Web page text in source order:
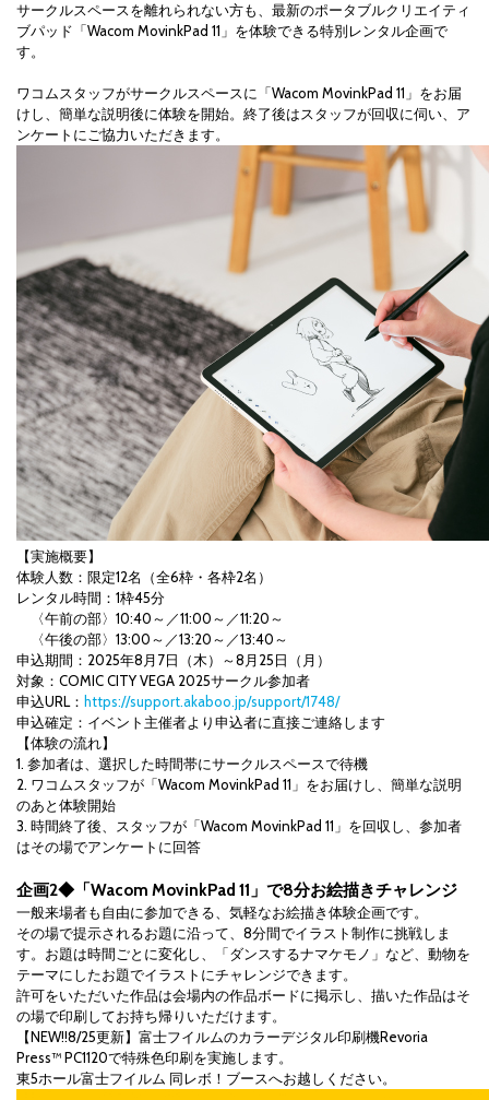
サークルスペースを離れられない方も、最新のポータブルクリエイティ
ブパッド「Wacom MovinkPad 11」を体験できる特別レンタル企画で
す。
ワコムスタッフがサークルスペースに「Wacom MovinkPad 11」をお届
けし、簡単な説明後に体験を開始。終了後はスタッフが回収に伺い、ア
ンケートにご協力いただきます。
【実施概要】
体験人数：限定12名（全6枠・各枠2名）
レンタル時間：1枠45分
〈午前の部〉10:40～／11:00～／11:20～
〈午後の部〉13:00～／13:20～／13:40～
申込期間：2025年8月7日（木）～8月25日（月）
対象：COMIC CITY VEGA 2025サークル参加者
申込URL： https://support.akaboo.jp/support/1748/
申込確定：イベント主催者より申込者に直接ご連絡します
【体験の流れ】
1. 参加者は、選択した時間帯にサークルスペースで待機
2. ワコムスタッフが「Wacom MovinkPad 11」をお届けし、簡単な説明
のあと体験開始
3. 時間終了後、スタッフが「Wacom MovinkPad 11」を回収し、参加者
はその場でアンケートに回答
企画2◆「Wacom MovinkPad 11」で8分お絵描きチャレンジ
一般来場者も自由に参加できる、気軽なお絵描き体験企画です。
その場で提示されるお題に沿って、8分間でイラスト制作に挑戦しま
す。お題は時間ごとに変化し、「ダンスするナマケモノ」など、動物を
テーマにしたお題でイラストにチャレンジできます。
許可をいただいた作品は会場内の作品ボードに掲示し、描いた作品はそ
の場で印刷してお持ち帰りいただけます。
【NEW!!8/25更新】富士フイルムのカラーデジタル印刷機Revoria
Press™ PC1120で特殊色印刷を実施します。
東5ホール富士フイルム 同レボ！ブースへお越しください。